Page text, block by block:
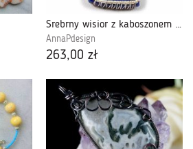
Srebrny wisior z kaboszonem lapisem
AnnaPdesign
263,00 zł